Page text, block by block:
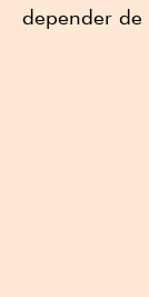
depender